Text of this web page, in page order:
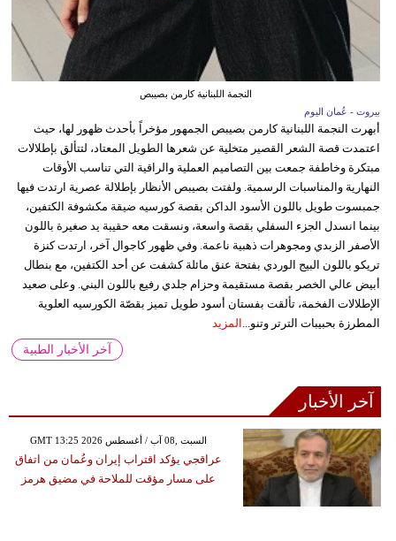
النجمة اللبنانية كارمن بصيبص
بيروت - عُمان اليوم
أبهرت النجمة اللبنانية كارمن بصيبص الجمهور مؤخراً بأحدث ظهور لها، حيث
اعتمدت قصة الشعر القصير متخلية عن شعرها الطويل المعتاد، لتتألق بإطلالات
مبتكرة وخاطفة جمعت بين التصاميم العملية والراقية التي تناسب الأوقات
النهارية والمناسبات الرسمية. ولفتت بصيبص الأنظار بإطلالة عصرية ارتدت فيها
جمبسوت طويل باللون الأسود الداكن بقصة كورسيه ضيقة مكشوفة الكتفين،
بينما انسدل الجزء السفلي بقصة واسعة، ونسقت معه حقيبة يد صغيرة باللون
الأصفر الزبدي ومجوهرات ذهبية ناعمة. وفي ظهور كاجوال آخر، ارتدت كنزة
تريكو باللون البيج الوردي بفتحة عنق مائلة كشفت عن أحد الكتفين، مع بنطال
أبيض عالي الخصر بقصة مستقيمة وحزام جلدي رفيع باللون البني. وعلى صعيد
الإطلالات الفخمة، تألقت بفستان أسود طويل تميز بقصّة الكورسيه العلوية
المطرزة بحبيبات الترتر وتنو... المزيد
آخر الأخبار الطبية
آخر الأخبار
GMT 13:25 2026 السبت ,08 آب / أغسطس
عراقجي يؤكد اقتراب إيران وعُمان من اتفاق
على مسار مؤقت للملاحة في مضيق هرمز